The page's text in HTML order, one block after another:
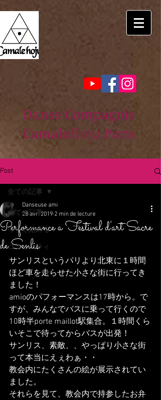
Danse Compagnie
CamaleHoju Paris
Post
全ての記事
今すぐ始める
コミュニティ
全ての記事
Performance a Festival d'art Sacre
de Senlis
Danseuse ami
28 avr. 2019 2 min de lecture
サンリスというパリより北東に１時間
ほど車を走らせた小さな街に行ってき
ました！
amioのパフォーマンスは17時から。で
すが、みんなでバスに乗って行くので
10時半porte maillot駅集合。１時間くら
いそこで待ってからバスが出発！
サンリス、素敵、、やっぱり小さな街
って本当にえぇわぁ・・
教会内にたくさんの絵が展示されてい
ました。
それらを見て、教会内で持参したお弁